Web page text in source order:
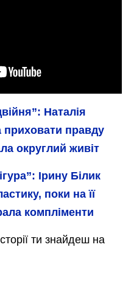
Наталія
приховати правду
округлий живіт
Ірину Білик
поки на її
компліменти
ти знайдеш на